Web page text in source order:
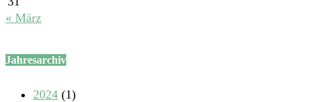
« März
Jahresarchiv
2024 (1)